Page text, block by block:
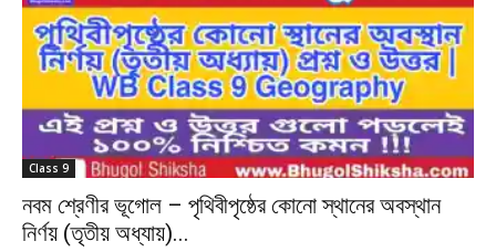
Class 9
নবম শ্রেণীর ভূগোল – পৃথিবীপৃষ্ঠের কোনো স্থানের অবস্থান
নির্ণয় (তৃতীয় অধ্যায়)...